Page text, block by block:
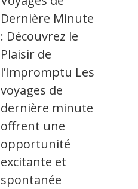
Dernière Minute
: Découvrez le
Plaisir de
l’Impromptu Les
voyages de
dernière minute
offrent une
opportunité
excitante et
spontanée